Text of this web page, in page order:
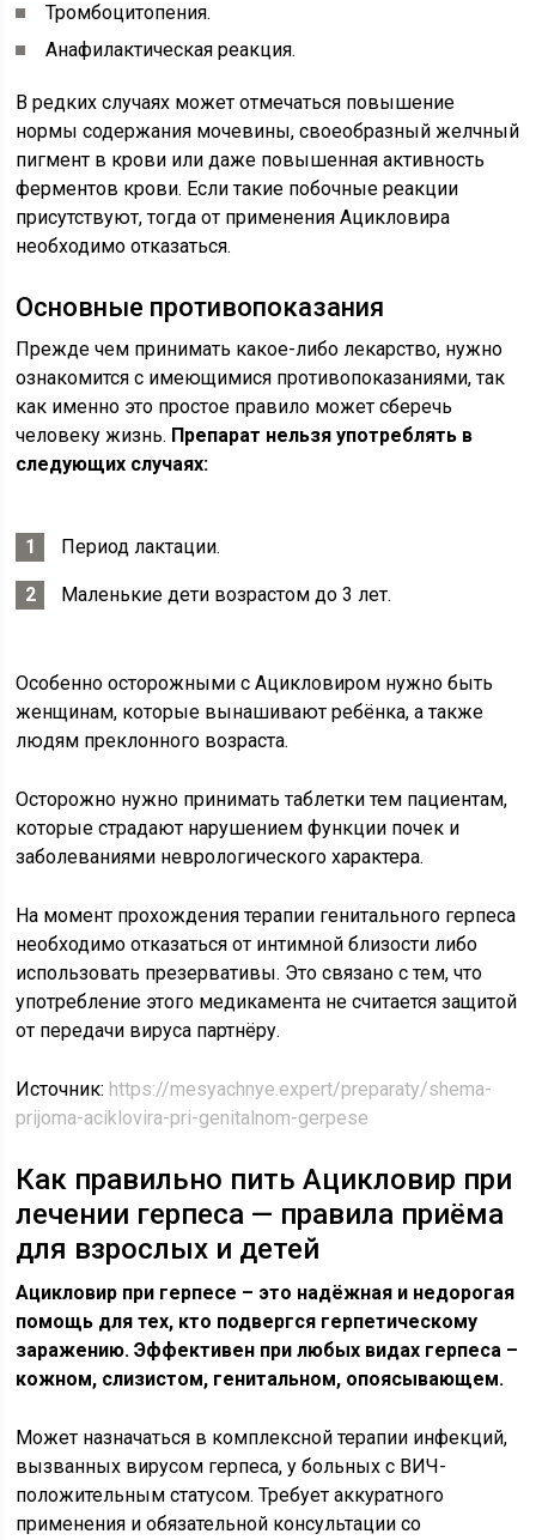
Тромбоцитопения.
Анафилактическая реакция.
В редких случаях может отмечаться повышение
нормы содержания мочевины, своеобразный желчный
пигмент в крови или даже повышенная активность
ферментов крови. Если такие побочные реакции
присутствуют, тогда от применения Ацикловира
необходимо отказаться.
Основные противопоказания
Прежде чем принимать какое-либо лекарство, нужно
ознакомится с имеющимися противопоказаниями, так
как именно это простое правило может сберечь
человеку жизнь. Препарат нельзя употреблять в
следующих случаях:
Период лактации.
Маленькие дети возрастом до 3 лет.
Особенно осторожными с Ацикловиром нужно быть
женщинам, которые вынашивают ребёнка, а также
людям преклонного возраста.
Осторожно нужно принимать таблетки тем пациентам,
которые страдают нарушением функции почек и
заболеваниями неврологического характера.
На момент прохождения терапии генитального герпеса
необходимо отказаться от интимной близости либо
использовать презервативы. Это связано с тем, что
употребление этого медикамента не считается защитой
от передачи вируса партнёру.
Источник: https://mesyachnye.expert/preparaty/shema-
prijoma-aciklovira-pri-genitalnom-gerpese
Как правильно пить Ацикловир при
лечении герпеса — правила приёма
для взрослых и детей
Ацикловир при герпесе – это надёжная и недорогая
помощь для тех, кто подвергся герпетическому
заражению. Эффективен при любых видах герпеса –
кожном, слизистом, генитальном, опоясывающем.
Может назначаться в комплексной терапии инфекций,
вызванных вирусом герпеса, у больных с ВИЧ-
положительным статусом. Требует аккуратного
применения и обязательной консультации со